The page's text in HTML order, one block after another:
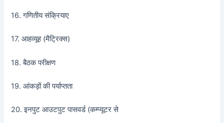
16. गणितीय संक्रियाए
17. आहव्यूह (मैट्रिक्स)
18. बैठक परीक्षण
19. आंकड़ों की पर्याप्तता
20. इनपुट आउटपुट पासवर्ड (कम्प्यूटर से